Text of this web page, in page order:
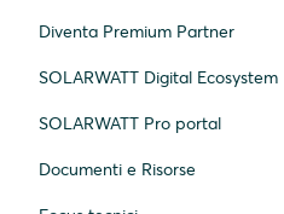
Diventa Premium Partner
SOLARWATT Digital Ecosystem
SOLARWATT Pro portal
Documenti e Risorse